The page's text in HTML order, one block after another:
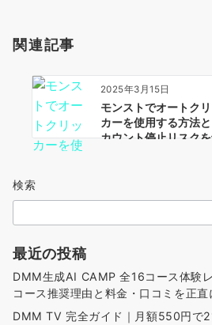
関連記事
2025年3月15日
モンストでオートク
カーを使用する方法
カウント停止リスク
検索
最近の投稿
DMM生成AI CAMP 全16コース体験
コース推奨理由と料金・口コミを正直
DMM TV 完全ガイド｜月額550円で